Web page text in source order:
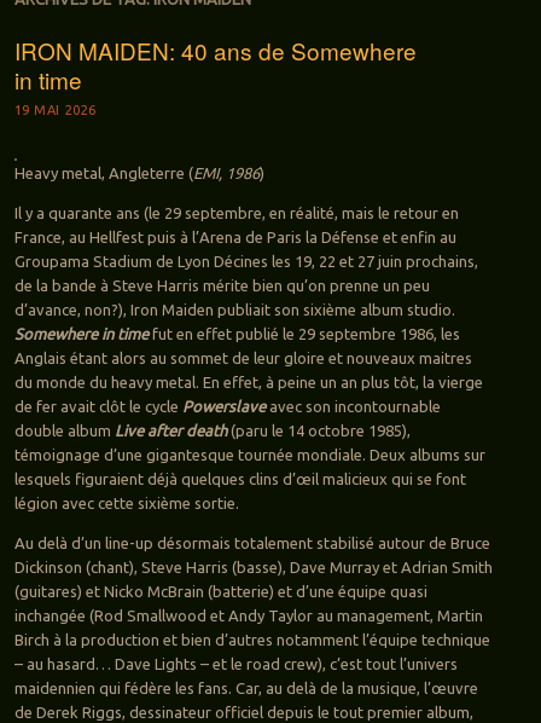
IRON MAIDEN: 40 ans de Somewhere
in time
19 MAI 2026
Heavy metal, Angleterre (EMI, 1986)
Il y a quarante ans (le 29 septembre, en réalité, mais le retour en
France, au Hellfest puis à l’Arena de Paris la Défense et enfin au
Groupama Stadium de Lyon Décines les 19, 22 et 27 juin prochains,
de la bande à Steve Harris mérite bien qu’on prenne un peu
d’avance, non?), Iron Maiden publiait son sixième album studio.
Somewhere in timefut en effet publié le 29 septembre 1986, les
Anglais étant alors au sommet de leur gloire et nouveaux maitres
du monde du heavy metal. En effet, à peine un an plus tôt, la vierge
de fer avait clôt le cycle Powerslave avec son incontournable
double album Live after death(paru le 14 octobre 1985),
témoignage d’une gigantesque tournée mondiale. Deux albums sur
lesquels figuraient déjà quelques clins d’œil malicieux qui se font
légion avec cette sixième sortie.
Au delà d’un line-up désormais totalement stabilisé autour de Bruce
Dickinson (chant), Steve Harris (basse), Dave Murray et Adrian Smith
(guitares) et Nicko McBrain (batterie) et d’une équipe quasi
inchangée (Rod Smallwood et Andy Taylor au management, Martin
Birch à la production et bien d’autres notamment l’équipe technique
– au hasard… Dave Lights – et le road crew), c’est tout l’univers
maidennien qui fédère les fans. Car, au delà de la musique, l’œuvre
de Derek Riggs, dessinateur officiel depuis le tout premier album,